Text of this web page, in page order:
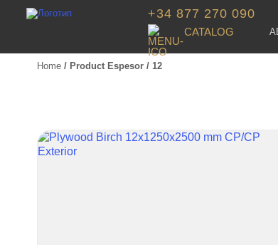
+34 877 270 090
CATALOG
Home / Product Espesor / 12